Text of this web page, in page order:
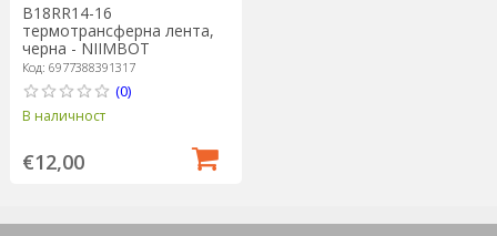
B18RR14-16
термотрансферна лента,
черна - NIIMBOT
Код: 6977388391317
(0)
В наличност
€12,00